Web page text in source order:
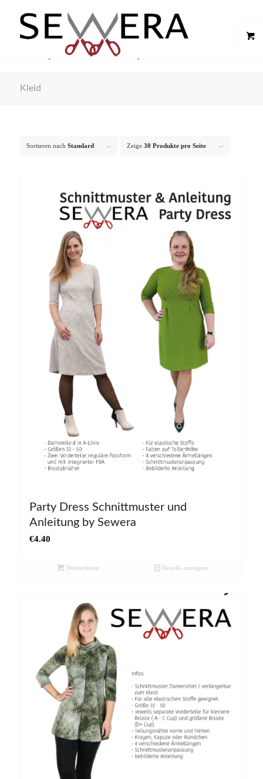
Kleid
Sortieren nach Standard Zeige 30 Produkte pro Seite
5.00
Party Dress Schnittmuster und
Anleitung by Sewera
€4.40
Weiterlesen Details anzeigen